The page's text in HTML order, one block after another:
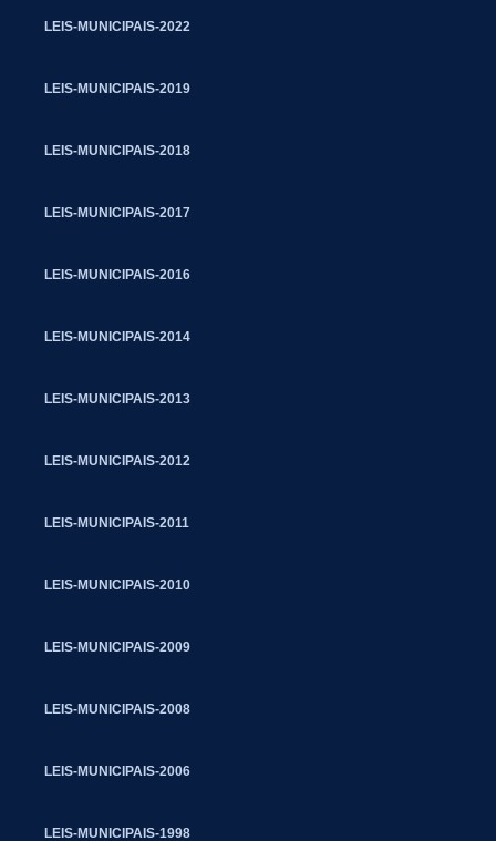
LEIS-MUNICIPAIS-2022
LEIS-MUNICIPAIS-2019
LEIS-MUNICIPAIS-2018
LEIS-MUNICIPAIS-2017
LEIS-MUNICIPAIS-2016
LEIS-MUNICIPAIS-2014
LEIS-MUNICIPAIS-2013
LEIS-MUNICIPAIS-2012
LEIS-MUNICIPAIS-2011
LEIS-MUNICIPAIS-2010
LEIS-MUNICIPAIS-2009
LEIS-MUNICIPAIS-2008
LEIS-MUNICIPAIS-2006
LEIS-MUNICIPAIS-1998